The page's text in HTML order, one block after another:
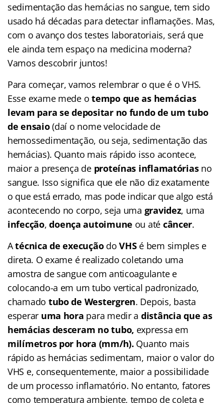
sedimentação das hemácias no sangue, tem sido
usado há décadas para detectar inflamações. Mas,
com o avanço dos testes laboratoriais, será que
ele ainda tem espaço na medicina moderna?
Vamos descobrir juntos!
Para começar, vamos relembrar o que é o VHS.
Esse exame mede otempo que as hemácias
levam para se depositar no fundo de um tubo
de ensaio(daí o nome velocidade de
hemossedimentação, ou seja, sedimentação das
hemácias). Quanto mais rápido isso acontece,
maior a presença de proteínas inflamatóriasno
sangue. Isso significa que ele não diz exatamente
o que está errado, mas pode indicar que algo está
acontecendo no corpo, seja uma gravidez, uma
infecção,doença autoimune ou até câncer.
Atécnica de execuçãodoVHSé bem simples e
direta. O exame é realizado coletando uma
amostra de sangue com anticoagulante e
colocando-a em um tubo vertical padronizado,
chamado tubo de Westergren. Depois, basta
esperar uma hora para medir a distância que as
hemácias desceram no tubo, expressa em
milímetros por hora (mm/h). Quanto mais
rápido as hemácias sedimentam, maior o valor do
VHS e, consequentemente, maior a possibilidade
de um processo inflamatório. No entanto, fatores
como temperatura ambiente, tempo de coleta e